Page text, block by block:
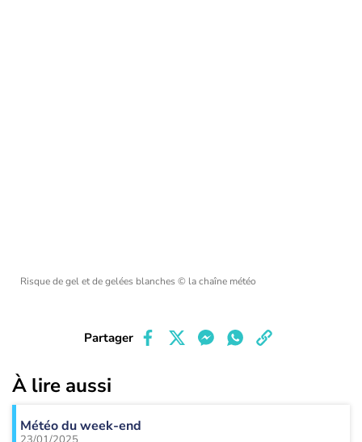
Risque de gel et de gelées blanches © la chaîne météo
Partager
À lire aussi
Météo du week-end